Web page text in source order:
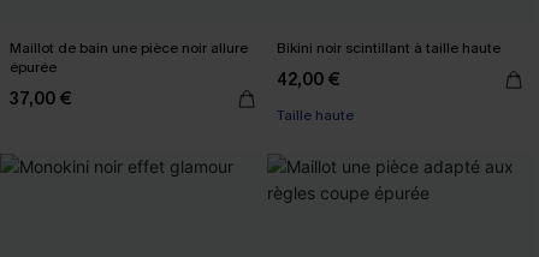
Maillot de bain une pièce noir allure
épurée
37,00 €
Bikini noir scintillant à taille haute
42,00 €
Taille haute